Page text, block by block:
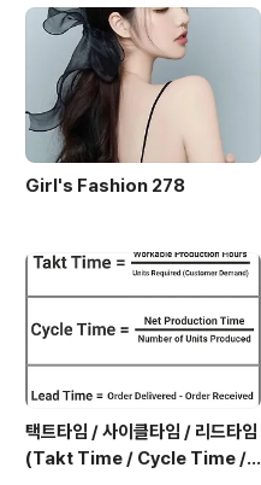
Girl's Fashion 278
택트타임 / 사이클타임 / 리드타임
(Takt Time / Cycle Time / L